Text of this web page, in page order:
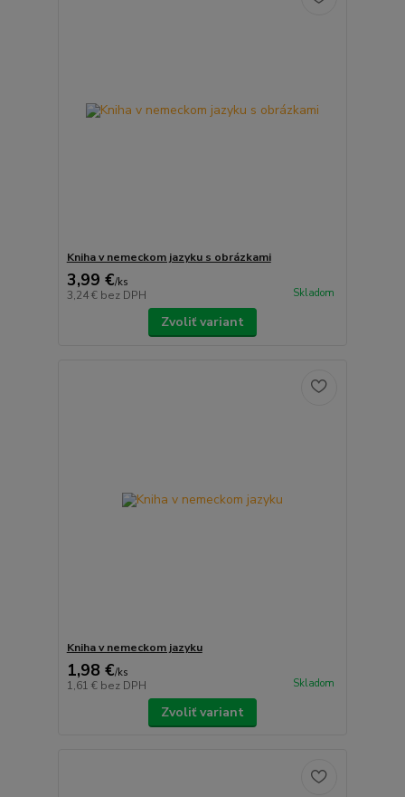
Kniha v nemeckom jazyku s obrázkami
3,99 €/ks
3,24 € bez DPH Skladom
Zvoliť variant
Kniha v nemeckom jazyku
1,98 €/ks
1,61 € bez DPH Skladom
Zvoliť variant